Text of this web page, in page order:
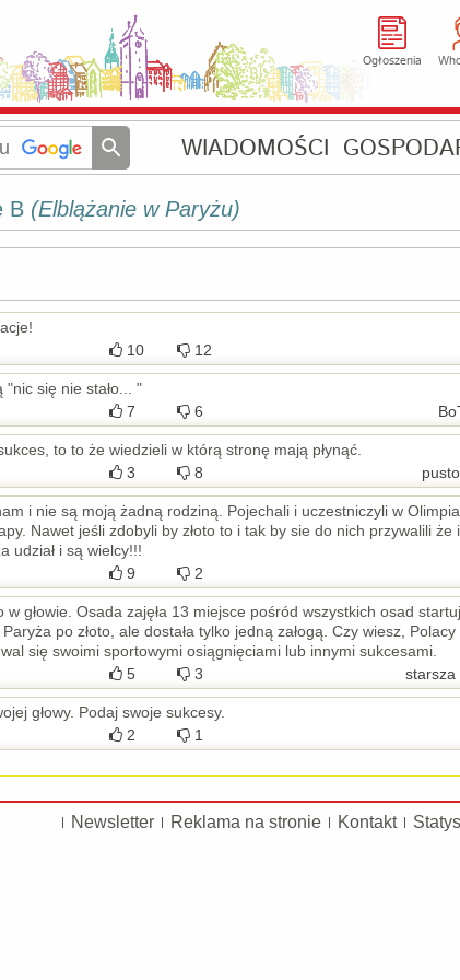
Ogłoszenia
WIADOMOŚCI
B (Elblążanie w Paryżu)
10 12
się nie stało... "
7 6
to to że wiedzieli w którą stronę mają płynąć.
3 8
i nie są moją żadną rodziną. Pojechali i uczestniczyli w
Nawet jeśli zdobyli by złoto to i tak by sie do nich przywalili że
udział i są wielcy!!!
9 2
głowie. Osada zajęła 13 miejsce pośród wszystkich osad
po złoto, ale dostała tylko jedną załogą. Czy wiesz,
się swoimi sportowymi osiągnięciami lub innymi sukcesami.
5 3 starsza
głowy. Podaj swoje sukcesy.
2 1
Newsletter Reklama na stronie Kontakt